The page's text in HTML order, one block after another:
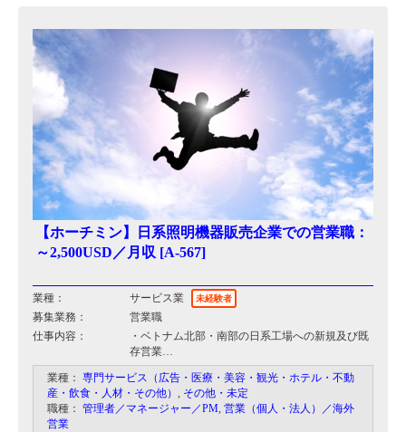
【ホーチミン】日系照明機器販売企業での営業職：
～2,500USD／月収 [A-567]
業種： サービス業 未経験者
募集業務：
営業職
仕事内容：
・ベトナム北部・南部の⽇系⼯場への新規及び既
存営業
・⾒積、契約書作成
・その他、営業活動に付随する業務
※⽉に1回程度ハノイ出張あり
業種： 専門サービス（広告・医療・美容・観光・ホテル・不動
産・飲食・人材・その他） , その他・未定
職種： 管理者／マネージャー／PM, 営業（個人・法人）／海外
営業